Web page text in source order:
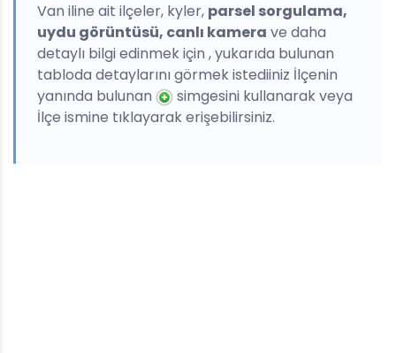
Van iline ait ilçeler, kyler, parsel sorgulama,
uydu görüntüsü, canlı kamera ve daha
detaylı bilgi edinmek için , yukarıda bulunan
tabloda detaylarını görmek istediiniz İlçenin
yanında bulunan
simgesini kullanarak veya
İlçe ismine tıklayarak erişebilirsiniz.